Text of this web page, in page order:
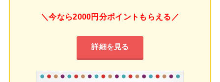
＼今なら2000円分ポイントもらえる／
詳細を見る